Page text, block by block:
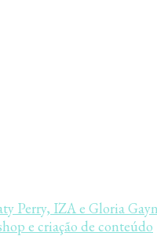
Perry, IZA e Gloria
e criação de conteúdo